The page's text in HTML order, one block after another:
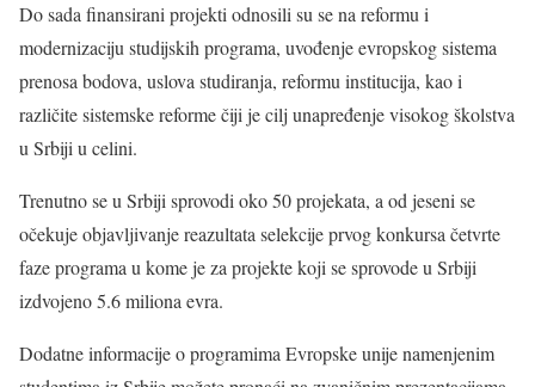
Do sada finansirani projekti odnosili su se na reformu i
modernizaciju studijskih programa, uvođenje evropskog sistema
prenosa bodova, uslova studiranja, reformu institucija, kao i
različite sistemske reforme čiji je cilj unapređenje visokog školstva
u Srbiji u celini.
Trenutno se u Srbiji sprovodi oko 50 projekata, a od jeseni se
očekuje objavljivanje reazultata selekcije prvog konkursa četvrte
faze programa u kome je za projekte koji se sprovode u Srbiji
izdvojeno 5.6 miliona evra.
Dodatne informacije o programima Evropske unije namenjenim